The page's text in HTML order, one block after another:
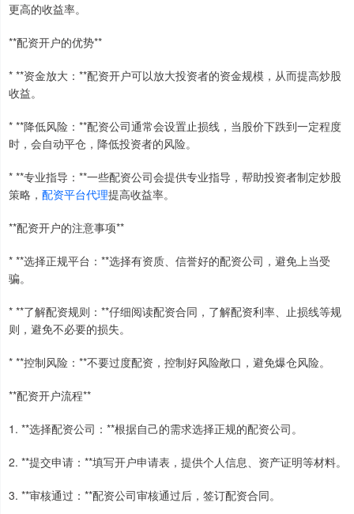
更高的收益率。
**配资开户的优势**
* **资金放大：**配资开户可以放大投资者的资金规模，从而提高炒股
收益。
* **降低风险：**配资公司通常会设置止损线，当股价下跌到一定程度
时，会自动平仓，降低投资者的风险。
* **专业指导：**一些配资公司会提供专业指导，帮助投资者制定炒股
策略， 配资平台代理提高收益率。
**配资开户的注意事项**
* **选择正规平台：**选择有资质、信誉好的配资公司，避免上当受
骗。
* **了解配资规则：**仔细阅读配资合同，了解配资利率、止损线等规
则，避免不必要的损失。
* **控制风险：**不要过度配资，控制好风险敞口，避免爆仓风险。
**配资开户流程**
1. **选择配资公司：**根据自己的需求选择正规的配资公司。
2. **提交申请：**填写开户申请表，提供个人信息、资产证明等材料。
3. **审核通过：**配资公司审核通过后，签订配资合同。